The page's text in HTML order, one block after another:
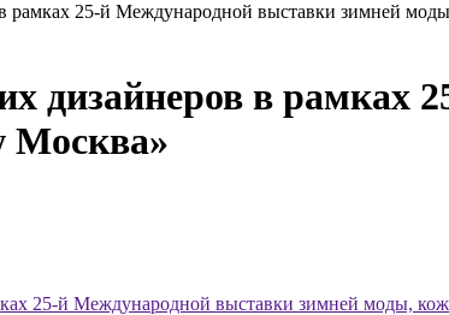
рамках 25-й Международной выставки зимней
дизайнеров в рамках
Москва»
25-й Международной выставки зимней моды,